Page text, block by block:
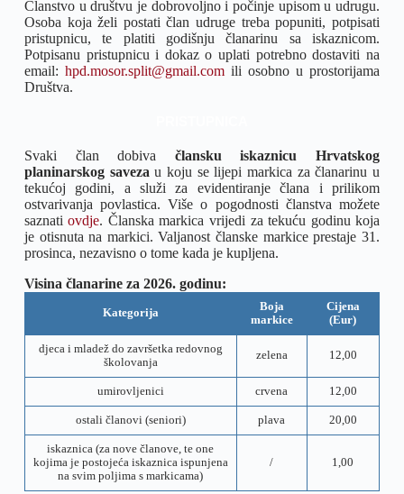
Članstvo u društvu je dobrovoljno i počinje upisom u udrugu.
Osoba koja želi postati član udruge treba popuniti, potpisati
pristupnicu, te platiti godišnju članarinu sa iskaznicom.
Potpisanu pristupnicu i dokaz o uplati potrebno dostaviti na
email: hpd.mosor.split@gmail.comili osobno u prostorijama
Društva.
Svaki član dobiva člansku iskaznicu Hrvatskog
planinarskog saveza u koju se lijepi markica za članarinu u
tekućoj godini, a služi za evidentiranje člana i prilikom
ostvarivanja povlastica. Više o pogodnosti članstva možete
saznatiovdje. Članska markica vrijedi za tekuću godinu koja
je otisnuta na markici. Valjanost članske markice prestaje 31.
prosinca, nezavisno o tome kada je kupljena.
Visina članarine za 2026. godinu:
Kategorija
Boja
markice
Cijena
(Eur)
djeca i mladež do završetka redovnog
školovanja
zelena 12,00
umirovljenici crvena 12,00
ostali članovi (seniori) plava 20,00
iskaznica (za nove članove, te one
kojima je postojeća iskaznica ispunjena
na svim poljima s markicama)
/ 1,00